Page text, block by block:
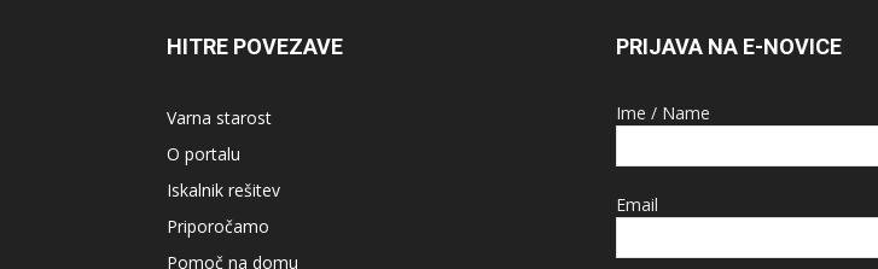
HITRE POVEZAVE
Varna starost
O portalu
Iskalnik rešitev
Priporočamo
Pomoč na domu
PRIJAVA NA E-NOVICE
Ime / Name
Email